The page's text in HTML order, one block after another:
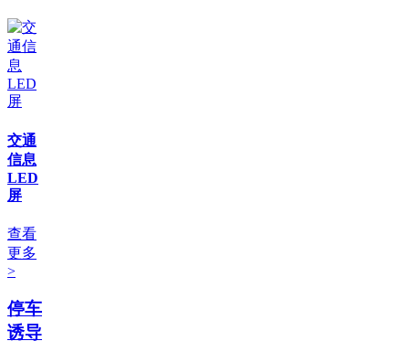
交通
信息
LED
屏
查看
更多
>
停车
诱导